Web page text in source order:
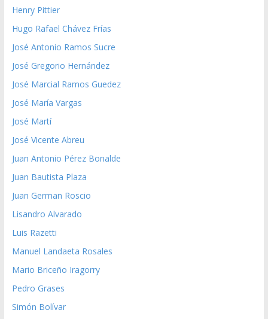
Henry Pittier
Hugo Rafael Chávez Frías
José Antonio Ramos Sucre
José Gregorio Hernández
José Marcial Ramos Guedez
José María Vargas
José Martí
José Vicente Abreu
Juan Antonio Pérez Bonalde
Juan Bautista Plaza
Juan German Roscio
Lisandro Alvarado
Luis Razetti
Manuel Landaeta Rosales
Mario Briceño Iragorry
Pedro Grases
Simón Bolívar